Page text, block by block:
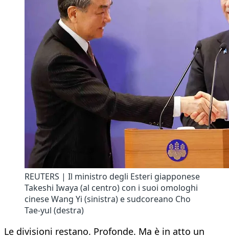
REUTERS | Il ministro degli Esteri giapponese
Takeshi Iwaya (al centro) con i suoi omologhi
cinese Wang Yi (sinistra) e sudcoreano Cho
Tae-yul (destra)
Le divisioni restano. Profonde. Ma è in atto un